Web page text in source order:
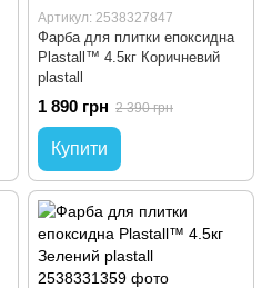
Артикул: 2538327847
Фарба для плитки епоксидна
Plastall™ 4.5кг Коричневий
plastall
1 890 грн 2 390 грн
Купити